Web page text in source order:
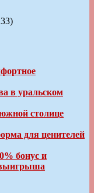
в уральском
столице
для ценителей
бонус и
выигрыша